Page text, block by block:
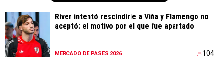
River intentó rescindirle a Viña y Flamengo no
aceptó: el motivo por el que fue apartado
MERCADO DE PASES 2026 104